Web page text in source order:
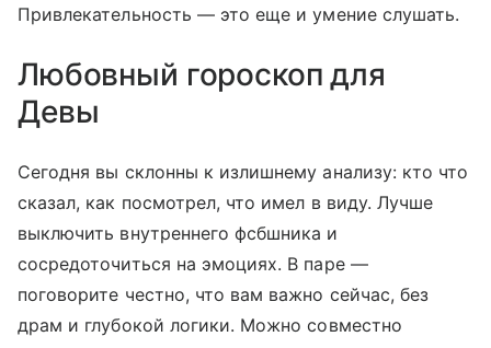
Привлекательность — это еще и умение слушать.
Любовный гороскоп для
Девы
Сегодня вы склонны к излишнему анализу: кто что
сказал, как посмотрел, что имел в виду. Лучше
выключить внутреннего фсбшника и
сосредоточиться на эмоциях. В паре —
поговорите честно, что вам важно сейчас, без
драм и глубокой логики. Можно совместно